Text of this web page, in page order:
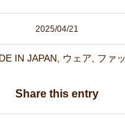
2025/04/21
IN JAPAN ウェア ファ
Share this entry